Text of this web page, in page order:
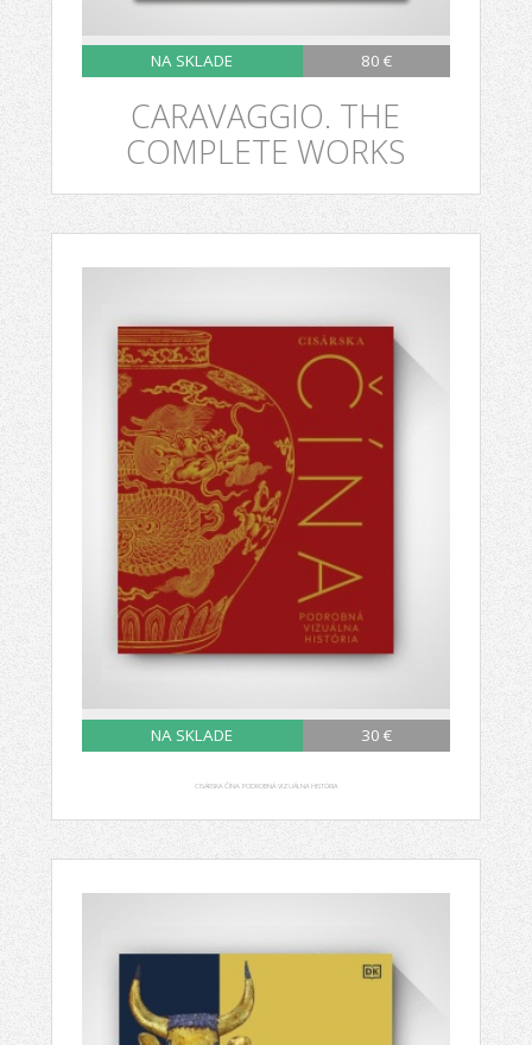
NA SKLADE 80 €
CARAVAGGIO. THE
COMPLETE WORKS
NA SKLADE 30 €
CISÁRSKA ČÍNA: PODROBNÁ VIZUÁLNA HISTÓRIA